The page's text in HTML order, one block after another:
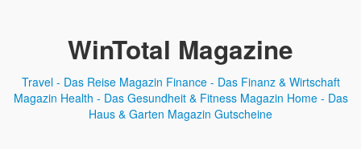
WinTotal Magazine
Travel - Das Reise Magazin Finance - Das Finanz & Wirtschaft
Magazin Health - Das Gesundheit & Fitness Magazin Home - Das
Haus & Garten Magazin Gutscheine